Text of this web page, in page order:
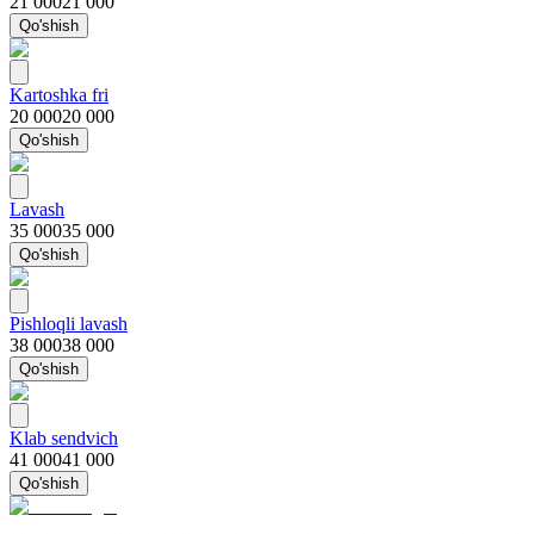
Qo'shish
Kartoshka fri
20 00020 000
Qo'shish
Lavash
35 00035 000
Qo'shish
Pishloqli lavash
38 00038 000
Qo'shish
Klab sendvich
41 00041 000
Qo'shish